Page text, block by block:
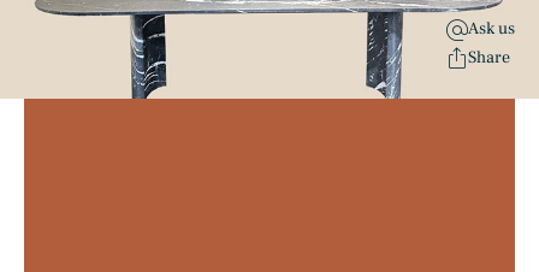
Ask us
Share